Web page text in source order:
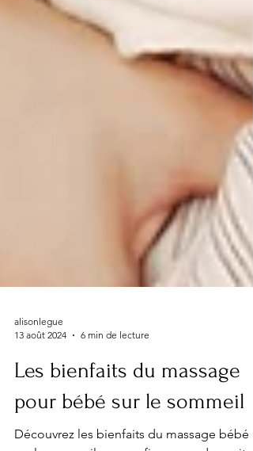
13 août 2024
6 min de lecture
Les bienfaits du massage
pour bébé sur le sommeil